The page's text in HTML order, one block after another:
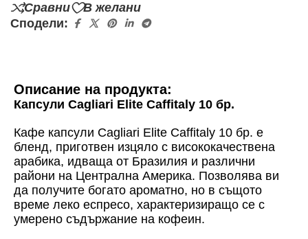
Сравни
В желани
Сподели:
Описание на продукта:
Капсули Cagliari Elite Caffitaly 10 бр.
Кафе капсули Cagliari Elite Caffitaly 10 бр. е
бленд, приготвен изцяло с висококачествена
арабика, идваща от Бразилия и различни
райони на Централна Америка. Позволява ви
да получите богато ароматно, но в същото
време леко еспресо, характеризиращо се с
умерено съдържание на кофеин.